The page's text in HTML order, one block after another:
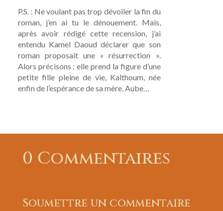
P.S. : Ne voulant pas trop dévoiler la fin du
roman, j’en ai tu le dénouement. Mais,
après avoir rédigé cette recension, j’ai
entendu Kamel Daoud déclarer que son
roman proposait une « résurrection ».
Alors précisons : elle prend la figure d’une
petite fille pleine de vie, Kalthoum, née
enfin de l’espérance de sa mère, Aube…
0 Commentaires
Soumettre un commentaire